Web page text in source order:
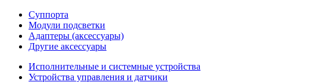
Суппорта
Модули подсветки
Адаптеры (аксессуары)
Другие аксессуары
Исполнительные и системные устройства
Устройства управления и датчики